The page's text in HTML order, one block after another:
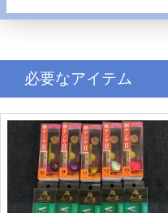
必要なアイテム